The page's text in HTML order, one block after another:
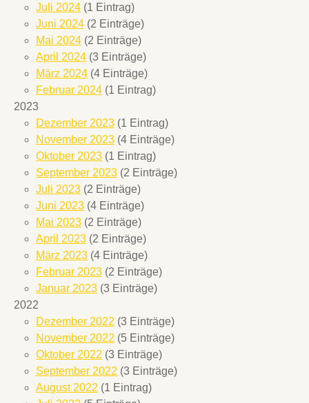
Juli 2024 (1 Eintrag)
Juni 2024 (2 Einträge)
Mai 2024 (2 Einträge)
April 2024 (3 Einträge)
März 2024 (4 Einträge)
Februar 2024 (1 Eintrag)
2023
Dezember 2023 (1 Eintrag)
November 2023 (4 Einträge)
Oktober 2023 (1 Eintrag)
September 2023 (2 Einträge)
Juli 2023 (2 Einträge)
Juni 2023 (4 Einträge)
Mai 2023 (2 Einträge)
April 2023 (2 Einträge)
März 2023 (4 Einträge)
Februar 2023 (2 Einträge)
Januar 2023 (3 Einträge)
2022
Dezember 2022 (3 Einträge)
November 2022 (5 Einträge)
Oktober 2022 (3 Einträge)
September 2022 (3 Einträge)
August 2022 (1 Eintrag)